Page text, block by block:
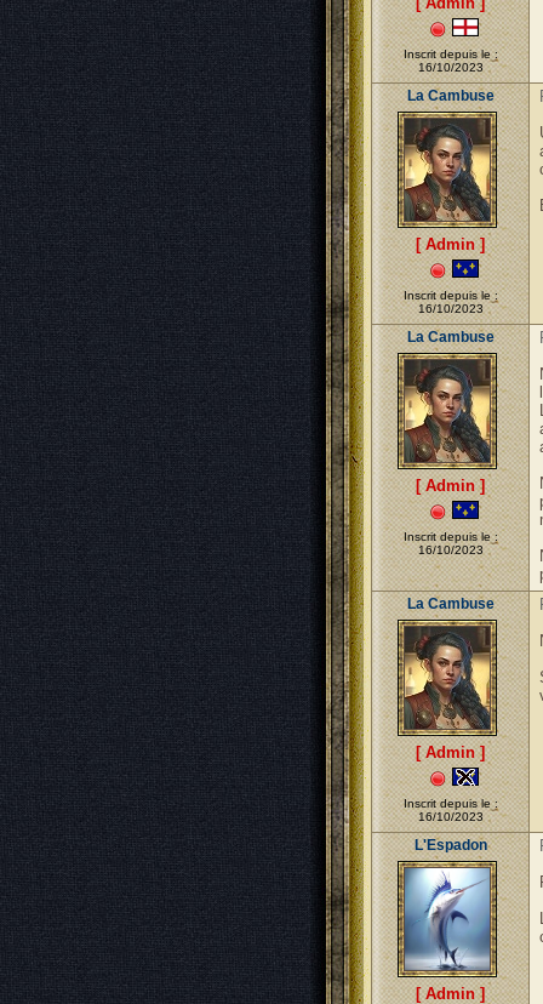
Inscrit depuis le :
16/10/2023
La Cambuse
[ Admin ]
Inscrit depuis le :
16/10/2023
La Cambuse
[ Admin ]
Inscrit depuis le :
16/10/2023
La Cambuse
[ Admin ]
Inscrit depuis le :
16/10/2023
L'Espadon
[ Admin ]